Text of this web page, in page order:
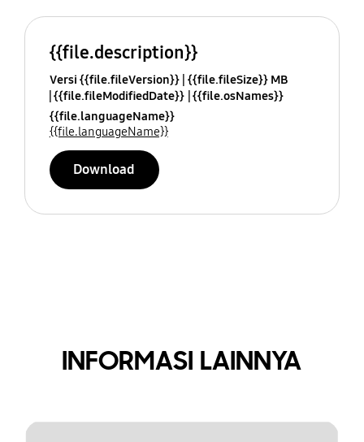
{{file.description}}
Versi {{file.fileVersion}} {{file.fileSize}} MB
{{file.fileModifiedDate}} {{file.osNames}}
{{file.languageName}}
{{file.languageName}}
Download
INFORMASI LAINNYA